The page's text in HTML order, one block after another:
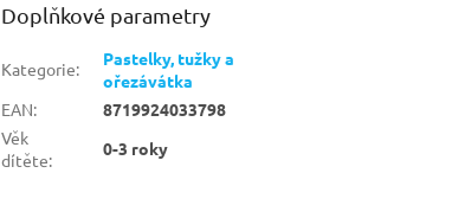
Doplňkové parametry
Kategorie:
Pastelky, tužky a
ořezávátka
EAN:
8719924033798
Věk
dítěte:
0-3 roky